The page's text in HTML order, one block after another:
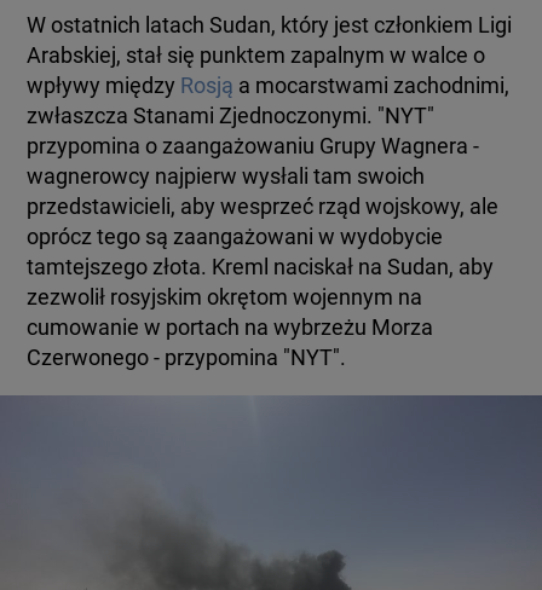
W ostatnich latach Sudan, który jest członkiem Ligi
Arabskiej, stał się punktem zapalnym w walce o
wpływy między Rosją a mocarstwami zachodnimi,
zwłaszcza Stanami Zjednoczonymi. "NYT"
przypomina o zaangażowaniu Grupy Wagnera -
wagnerowcy najpierw wysłali tam swoich
przedstawicieli, aby wesprzeć rząd wojskowy, ale
oprócz tego są zaangażowani w wydobycie
tamtejszego złota. Kreml naciskał na Sudan, aby
zezwolił rosyjskim okrętom wojennym na
cumowanie w portach na wybrzeżu Morza
Czerwonego - przypomina "NYT".